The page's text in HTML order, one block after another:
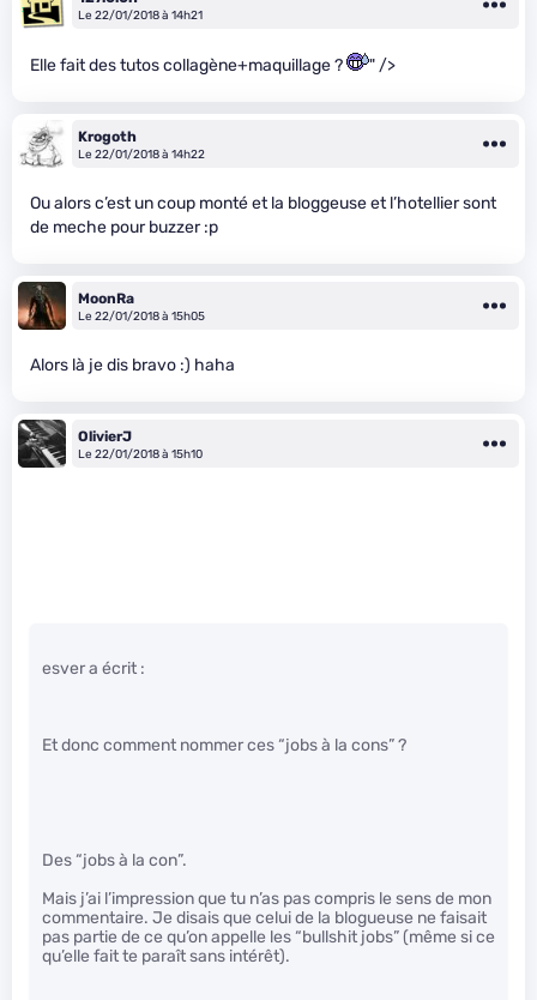
Le 22/01/2018 à 14h21
Elle fait des tutos collagène+maquillage ? " />
Krogoth
Le 22/01/2018 à 14h22
Ou alors c’est un coup monté et la bloggeuse et l’hotellier sont
de meche pour buzzer :p
MoonRa
Le 22/01/2018 à 15h05
Alors là je dis bravo :) haha
OlivierJ
Le 22/01/2018 à 15h10
esver a écrit :
Et donc comment nommer ces “jobs à la cons” ?
Des “jobs à la con”.
Mais j’ai l’impression que tu n’as pas compris le sens de mon
commentaire. Je disais que celui de la blogueuse ne faisait
pas partie de ce qu’on appelle les “bullshit jobs” (même si ce
qu’elle fait te paraît sans intérêt).